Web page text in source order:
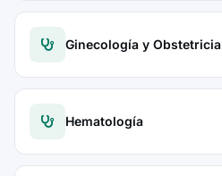
Ginecología y Obstetricia
Hematología